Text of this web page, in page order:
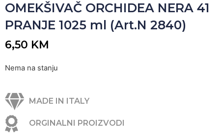
OMEKŠIVAČ ORCHIDEA NERA 41
PRANJE 1025 ml (Art.N 2840)
6,50 KM
Nema na stanju
MADE IN ITALY
ORGINALNI PROIZVODI